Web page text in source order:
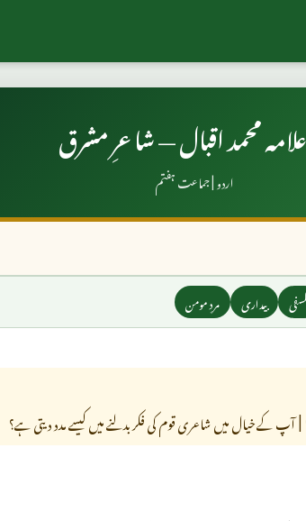
محمد اقبال — شاعرِ مشرق
اردو | جماعت ہفتم
بیداری مردِ مومن
آپ کے خیال میں شاعری قوم کی فکر بدلنے میں کیسے مدد دیتی ہے؟